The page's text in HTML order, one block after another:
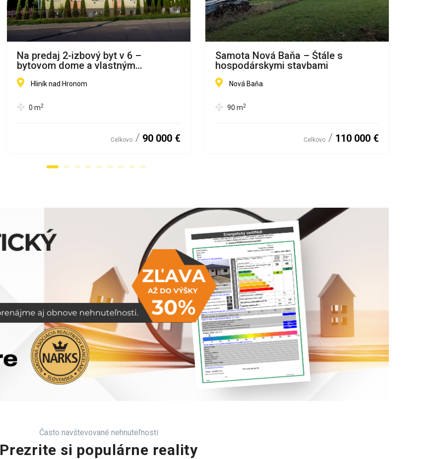
Na predaj 2-izbový byt v 6 –
bytovom dome a vlastným
pozemkom
Hliník nad Hronom
0 m2
Celkovo 90 000 €
Samota Nová Baňa – Štále s
hospodárskymi stavbami
Nová Baňa
90 m2
Celkovo 110 000 €
Často navštevované nehnuteľnosti
Prezrite si populárne reality